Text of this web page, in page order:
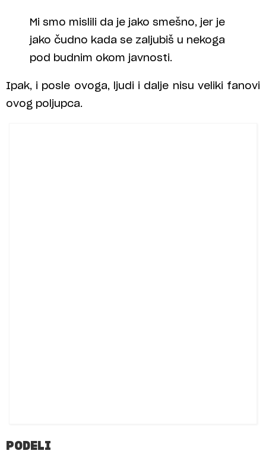
Mi smo mislili da je jako smešno, jer je
jako čudno kada se zaljubiš u nekoga
pod budnim okom javnosti.
Ipak, i posle ovoga, ljudi i dalje nisu veliki fanovi
ovog poljupca.
PODELI